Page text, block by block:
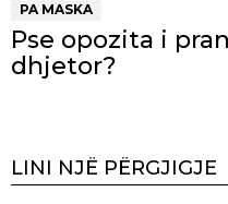
PA MASKA
Pse opozita i
dhjetor?
LINI NJË PËRGJIGJE